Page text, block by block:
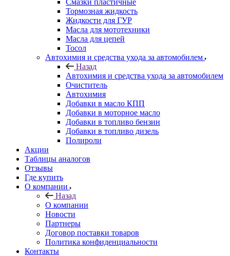
Смазки пластичные
Тормозная жидкость
Жидкости для ГУР
Масла для мототехники
Масла для цепей
Тосол
Автохимия и средства ухода за автомобилем
Назад
Автохимия и средства ухода за автомобилем
Очиститель
Автохимия
Добавки в масло КПП
Добавки в моторное масло
Добавки в топливо бензин
Добавки в топливо дизель
Полироли
Акции
Таблицы аналогов
Отзывы
Где купить
О компании
Назад
О компании
Новости
Партнеры
Договор поставки товаров
Политика конфиденциальности
Контакты